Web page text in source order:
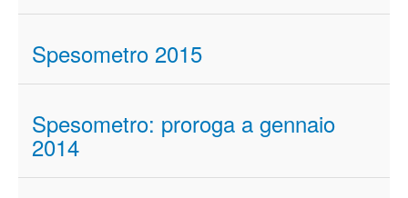
Spesometro 2015
Spesometro: proroga a gennaio
2014